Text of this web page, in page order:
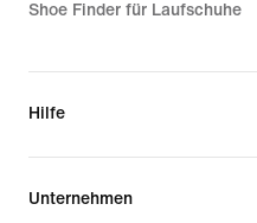
Shoe Finder für Laufschuhe
Hilfe
Unternehmen